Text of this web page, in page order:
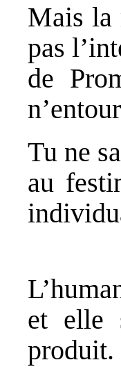
Mais la
pas
de
Tu ne
au
et elle
produit.